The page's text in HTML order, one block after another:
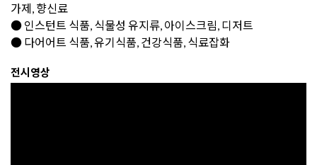
가제, 향신료
● 인스턴트 식품, 식물성 유지류, 아이스크림, 디저트
● 다어어트 식품, 유기식품, 건강식품, 식료잡화
전시영상